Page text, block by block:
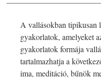
A vallásokban tipikusan
gyakorlatok, amelyeket
gyakorlatok formája
tartalmazhatja a
ima, meditáció, bűnök